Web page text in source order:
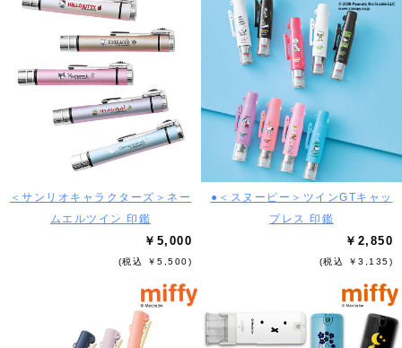
＜サンリオキャラクターズ＞ネー
ムエルツイン 印鑑
￥5,000
(税込 ￥5,500)
●＜スヌーピー＞ツインGTキャッ
プレス 印鑑
￥2,850
(税込 ￥3,135)